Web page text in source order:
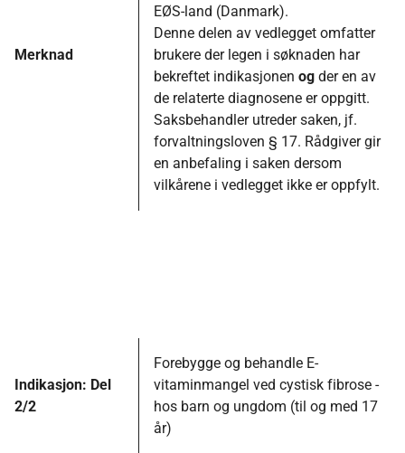
Merknad
EØS-land (Danmark).
Denne delen av vedlegget omfatter
brukere der legen i søknaden har
bekreftet indikasjonen og der en av
de relaterte diagnosene er oppgitt.
Saksbehandler utreder saken, jf.
forvaltningsloven § 17. Rådgiver gir
en anbefaling i saken dersom
vilkårene i vedlegget ikke er oppfylt.
Indikasjon: Del
2/2
Forebygge og behandle E-
vitaminmangel ved cystisk fibrose -
hos barn og ungdom (til og med 17
år)